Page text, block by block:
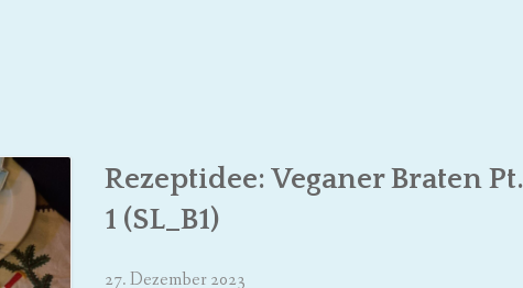
Rezeptidee: Veganer Braten Pt.
1 (SL_B1)
27. Dezember 2023